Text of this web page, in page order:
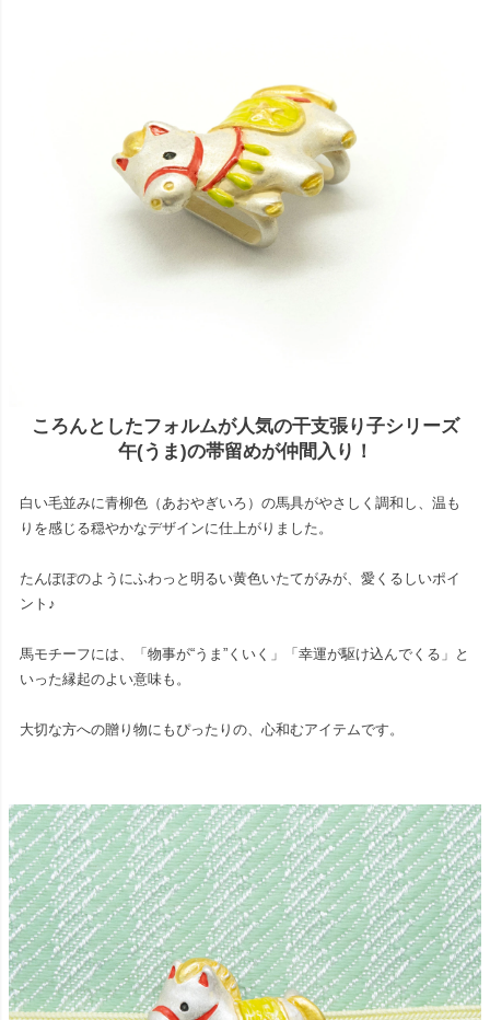
ころんとしたフォルムが人気の干支張り子シリーズ
午(うま)の帯留めが仲間入り！
白い毛並みに青柳色（あおやぎいろ）の馬具がやさしく調和し、温も
りを感じる穏やかなデザインに仕上がりました。
たんぽぽのようにふわっと明るい黄色いたてがみが、愛くるしいポイ
ント♪
馬モチーフには、「物事が“うま”くいく」「幸運が駆け込んでくる」と
いった縁起のよい意味も。
大切な方への贈り物にもぴったりの、心和むアイテムです。